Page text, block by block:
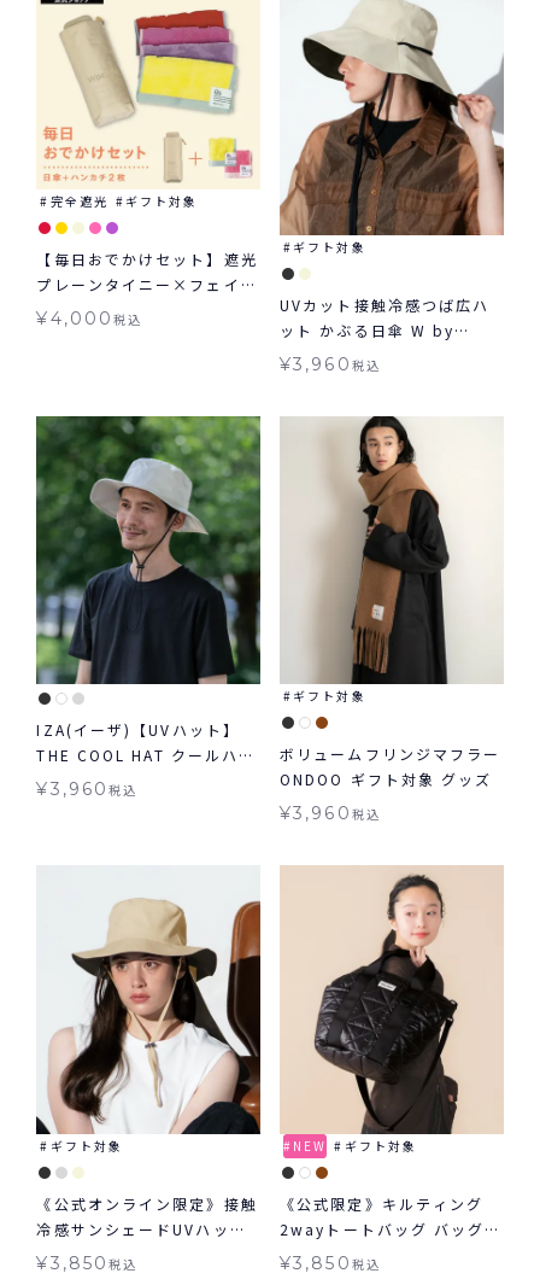
完全遮光 ギフト対象
【毎日おでかけセット】遮光
プレーンタイニー×フェイバ
リットカラー タイニーハン
¥4,000税込
ギフト対象
UVカット接触冷感つば広ハ
ット かぶる日傘 W by
Wpc. ギフト対象 帽子 グッ
¥3,960 税込
IZA(イーザ)【UVハット】
THE COOL HAT クールハッ
ト 接触冷感 帽子 UV グッズ
¥3,960税込
ギフト対象
ボリュームフリンジマフラー
ONDOO ギフト対象 グッズ
¥3,960 税込
ギフト対象
《公式オンライン限定》接触
冷感サンシェードUVハット
かぶる日傘 W by Wpc. 帽
¥3,850税込
NEW ギフト対象
《公式限定》キルティング
2wayトートバッグ バッグ
鞄
¥3,850 税込